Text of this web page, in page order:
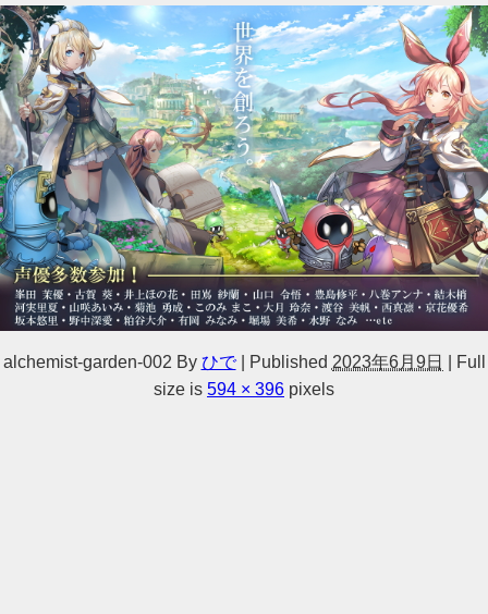
alchemist-garden-002 By ひで Published 2023年6月9日
Full
size is 594 × 396 pixels